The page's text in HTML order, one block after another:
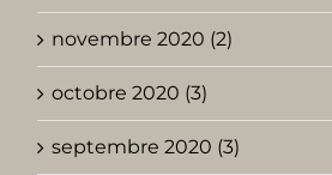
novembre 2020 (2)
octobre 2020 (3)
septembre 2020 (3)